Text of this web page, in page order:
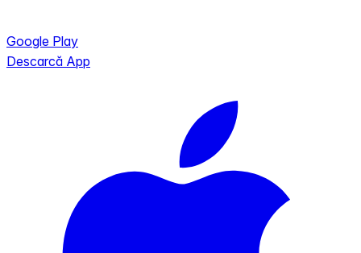
Google Play
Descarcă App